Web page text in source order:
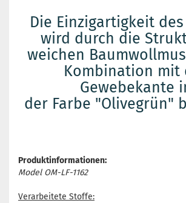
Die Einzigartigkeit
wird durch die
weichen
Kombination mit
Gewebekante
der Farbe "Olivegrün"
Produktinformationen:
Model OM-LF-1162
Verarbeitete Stoffe: